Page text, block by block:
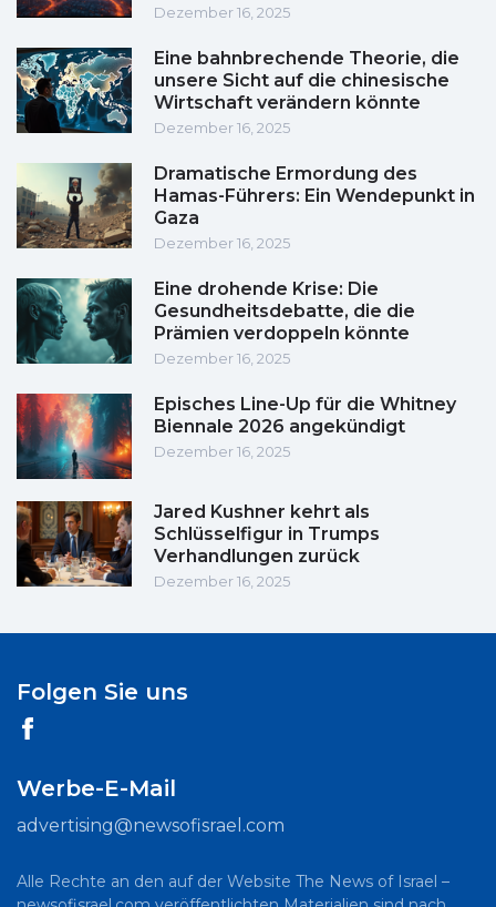
Dezember 16, 2025
Eine bahnbrechende Theorie, die
unsere Sicht auf die chinesische
Wirtschaft verändern könnte
Dezember 16, 2025
Dramatische Ermordung des
Hamas-Führers: Ein Wendepunkt in
Gaza
Dezember 16, 2025
Eine drohende Krise: Die
Gesundheitsdebatte, die die
Prämien verdoppeln könnte
Dezember 16, 2025
Episches Line-Up für die Whitney
Biennale 2026 angekündigt
Dezember 16, 2025
Jared Kushner kehrt als
Schlüsselfigur in Trumps
Verhandlungen zurück
Dezember 16, 2025
Folgen Sie uns
Werbe-E-Mail
advertising@newsofisrael.com
Alle Rechte an den auf der Website The News of Israel –